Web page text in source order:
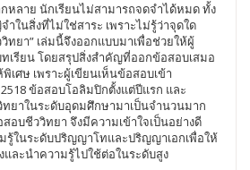
หลาย นักเรียนไม่สามารถจดจำได้หมด ทั้ง
ในสิ่งที่ไม่ใช่สาระ เพราะไม่รู้ว่าจุดใด
วิทยา” เล่มนี้จึงออกแบบมาเพื่อช่วยให้ผู้
เรียน โดยสรุปสิ่งสำคัญที่ออกข้อสอบเสมอ
เศษ เพราะผู้เขียนเห็นข้อสอบเข้า
ข้อสอบโอลิมปิกตั้งแต่ปีแรก และ
ยาในระดับอุดมศึกษามาเป็นจำนวนมาก
อบชีววิทยา จึงมีความเข้าใจเป็นอย่างดี
รู้ในระดับปริญญาโทและปริญญาเอกเพื่อให้
ละนำความรู้ไปใช้ต่อในระดับสูง